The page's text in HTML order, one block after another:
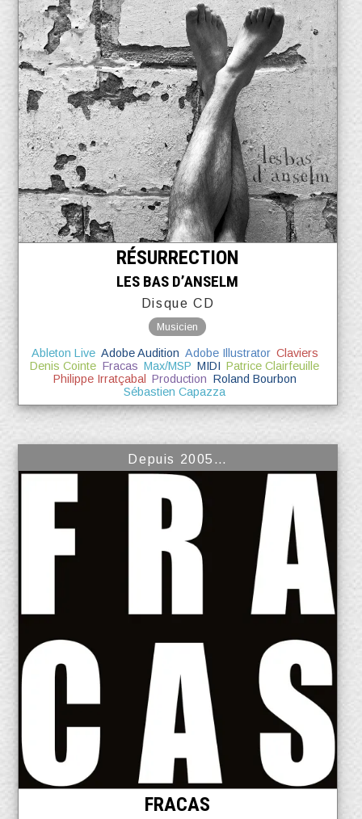
RÉSURRECTION
LES BAS D’ANSELM
Disque CD
Musicien
Ableton Live Adobe Audition Adobe Illustrator Claviers
Denis Cointe Fracas Max/MSP MIDI Patrice Clairfeuille
Philippe Irratçabal
Production Roland Bourbon
Sébastien Capazza
Depuis 2005…
FRACAS